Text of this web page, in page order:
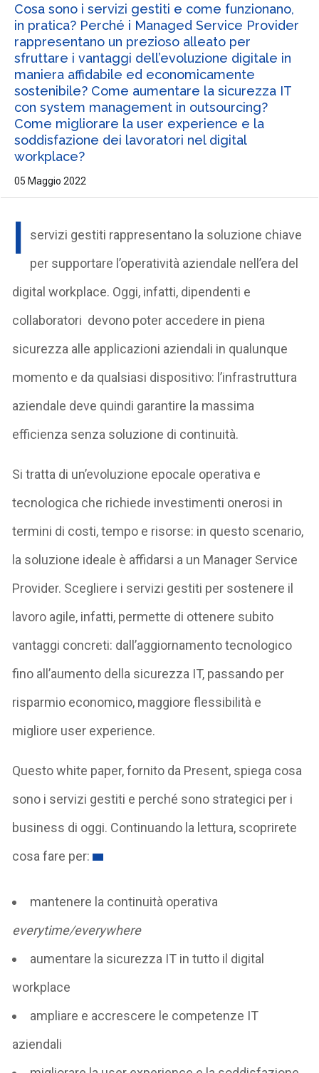
Cosa sono i servizi gestiti e come funzionano,
in pratica? Perché i Managed Service Provider
rappresentano un prezioso alleato per
sfruttare i vantaggi dell’evoluzione digitale in
maniera affidabile ed economicamente
sostenibile? Come aumentare la sicurezza IT
con system management in outsourcing?
Come migliorare la user experience e la
soddisfazione dei lavoratori nel digital
workplace?
05 Maggio 2022
I
servizi gestiti rappresentano la soluzione chiave
per supportare l’operatività aziendale nell’era del
digital workplace. Oggi, infatti, dipendenti e
collaboratori devono poter accedere in piena
sicurezza alle applicazioni aziendali in qualunque
momento e da qualsiasi dispositivo: l’infrastruttura
aziendale deve quindi garantire la massima
efficienza senza soluzione di continuità.
Si tratta di un’evoluzione epocale operativa e
tecnologica che richiede investimenti onerosi in
termini di costi, tempo e risorse: in questo scenario,
la soluzione ideale è affidarsi a un Manager Service
Provider. Scegliere i servizi gestiti per sostenere il
lavoro agile, infatti, permette di ottenere subito
vantaggi concreti: dall’aggiornamento tecnologico
fino all’aumento della sicurezza IT, passando per
risparmio economico, maggiore flessibilità e
migliore user experience.
Questo white paper, fornito da Present, spiega cosa
sono i servizi gestiti e perché sono strategici per i
business di oggi. Continuando la lettura, scoprirete
cosa fare per:
mantenere la continuità operativa
everytime/everywhere
aumentare la sicurezza IT in tutto il digital
workplace
ampliare e accrescere le competenze IT
aziendali